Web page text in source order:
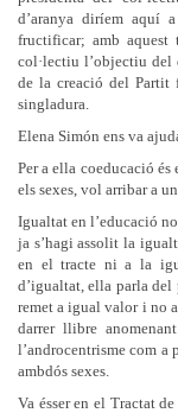
d’aranya diríem aquí
fructificar; amb aquest
col·lectiu l’objectiu
de la creació del Partit
singladura.
Elena Simón ens va
Per a ella coeducació
els sexes, vol arribar a
Igualtat en l’educació
ja s’hagi assolit la
en el tracte ni a la
d’igualtat, ella parla
remet a igual valor i no
darrer llibre
l’androcentrisme com a
ambdós sexes.
Va ésser en el Tractat